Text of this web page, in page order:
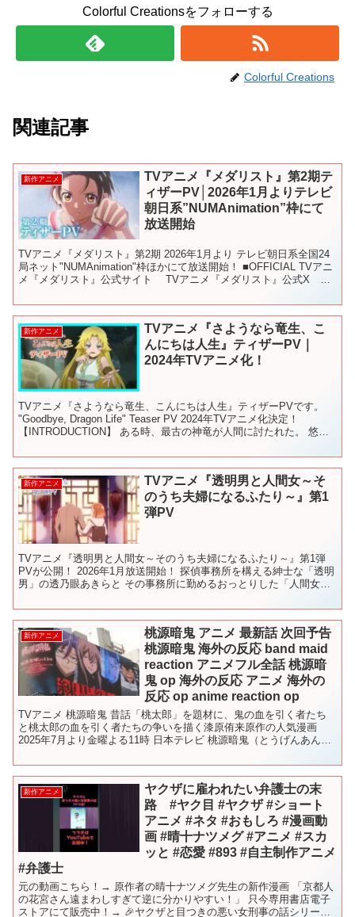
Colorful Creationsをフォローする
Colorful Creations
関連記事
新作アニメ
TVアニメ『メダリスト』第2期テ
ィザーPV│2026年1月よりテレビ
朝日系”NUMAnimation”枠にて
放送開始
TVアニメ『メダリスト』第2期 2026年1月より テレビ朝日系全国24
局ネット"NUMAnimation"枠ほかにて放送開始！ ■OFFICIAL TVアニ
メ『メダリスト』公式サイト TVアニメ『メダリスト』公式X
新作アニメ
TVアニメ『さようなら竜生、こ
んにちは人生』ティザーPV｜
2024年TVアニメ化！
TVアニメ『さようなら竜生、こんにちは人生』ティザーPVです。
"Goodbye, Dragon Life" Teaser PV 2024年TVアニメ化決定！
【INTRODUCTION】 ある時、最古の神竜が人間に討たれた。 悠久
新作アニメ
TVアニメ『透明男と人間女～そ
のうち夫婦になるふたり～』第1
弾PV
TVアニメ『透明男と人間女～そのうち夫婦になるふたり～』第1弾
PVが公開！ 2026年1月放送開始！ 探偵事務所を構える紳士な「透明
男」の透乃眼あきらと その事務所に勤めるおっとりした「人間女
新作アニメ
桃源暗鬼 アニメ 最新話 次回予告
桃源暗鬼 海外の反応 band maid
reaction アニメフル全話 桃源暗
鬼 op 海外の反応 アニメ 海外の
反応 op anime reaction op
TVアニメ 桃源暗鬼 昔話「桃太郎」を題材に、鬼の血を引く者たち
と桃太郎の血を引く者たちの争いを描く漆原侑来原作の人気漫画
2025年7月より金曜よる11時 日本テレビ 桃源暗鬼（とうげんあん
新作アニメ
ヤクザに雇われたい弁護士の末
路 #ヤク目 #ヤクザ #ショート
アニメ #ネタ #おもしろ #漫画動
画 #晴十ナツメグ #アニメ #スカ
ッと #恋愛 #893 #自主制作アニメ
#弁護士
元の動画こちら！→ 原作者の晴十ナツメグ先生の新作漫画 「京都人
の花宮さん遠まわしすぎて逆に分かりやすい！」 只今専用書店電子
ストアにて販売中！→ 🎉ヤクザと目つきの悪い女刑事の話シリーズ